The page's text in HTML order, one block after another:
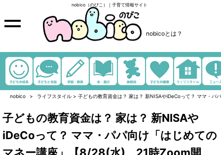
nobico（のびこ）｜子育て情報サイト
nobicoとは？
nobico ライフスタイル > 子どもの教育資金は？ 家は？ 新NISAやiDeCoって？ ママ・
子どもの教育資金は？ 家は？ 新NISAや
iDeCoって？ ママ・パパ向け「はじめての